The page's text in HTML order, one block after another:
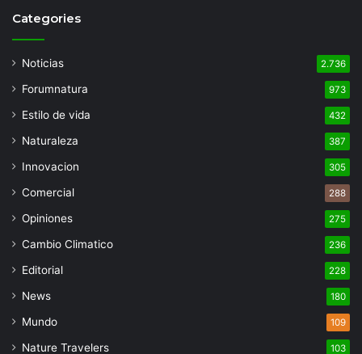
Categories
Noticias 2.736
Forumnatura 973
Estilo de vida 432
Naturaleza 387
Innovacion 305
Comercial 288
Opiniones 275
Cambio Climatico 236
Editorial 228
News 180
Mundo 109
Nature Travelers 103